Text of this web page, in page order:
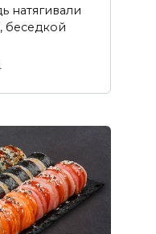
натягивали
беседкой